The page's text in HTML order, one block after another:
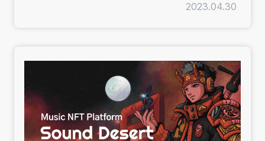
2023.04.30